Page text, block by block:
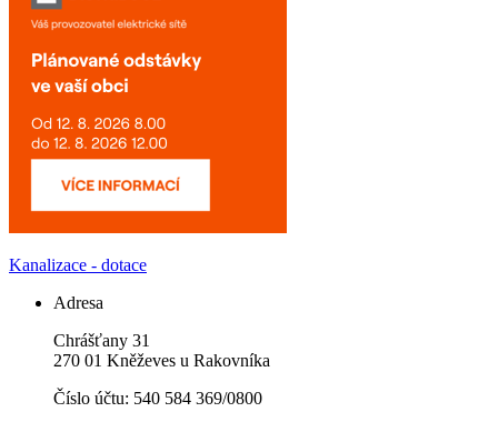
Kanalizace - dotace
Adresa
Chrášťany 31
270 01 Kněževes u Rakovníka
Číslo účtu: 540 584 369/0800